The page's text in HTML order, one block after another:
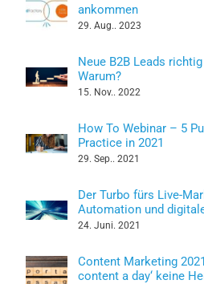
ankommen
29. Aug.. 2023
Neue B2B Leads
Warum?
15. Nov.. 2022
How To Webinar – 5
Practice in 2021
29. Sep.. 2021
Der Turbo fürs Live-
Automation und
24. Juni. 2021
Content Marketing
content a day‘ keine